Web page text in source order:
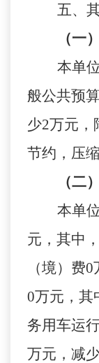
五、
（一
本单位
般公共预
少2万元，
节约，压缩
（二）
本单位
元，其中
（境）费0
0万元，其
务用车运
万元， 减